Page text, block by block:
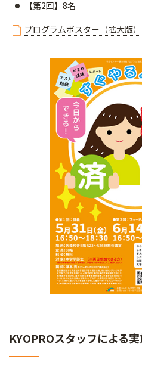
【第2回】8名
プログラムポスター（拡大版）
KYOPROスタッフによる